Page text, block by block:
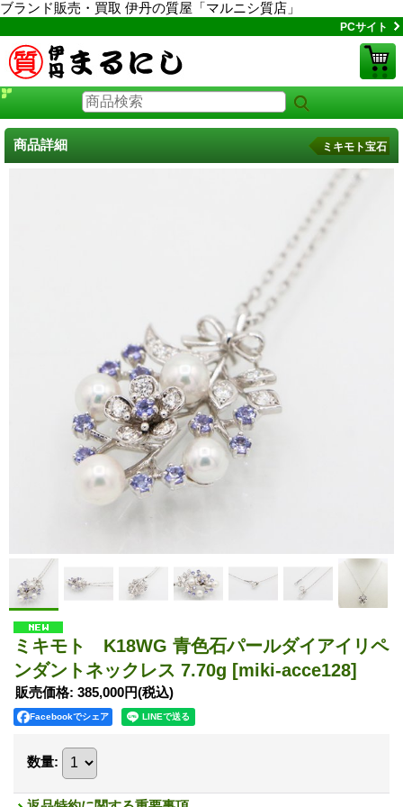
ブランド販売・買取 伊丹の質屋「マルニシ質店」
PCサイト
商品詳細 ミキモト宝石
ミキモト K18WG 青色石パールダイアイリペ
ンダントネックレス 7.70g [miki-acce128]
販売価格: 385,000円(税込)
Facebookでシェア
数量: